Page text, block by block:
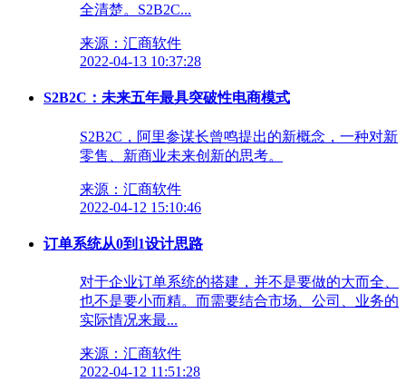
全清楚。S2B2C...
来源：汇商软件
2022-04-13 10:37:28
S2B2C：未来五年最具突破性电商模式
S2B2C，阿里参谋长曾鸣提出的新概念，一种对新
零售、新商业未来创新的思考。
来源：汇商软件
2022-04-12 15:10:46
订单系统从0到1设计思路
对于企业订单系统的搭建，并不是要做的大而全、
也不是要小而精。而需要结合市场、公司、业务的
实际情况来最...
来源：汇商软件
2022-04-12 11:51:28